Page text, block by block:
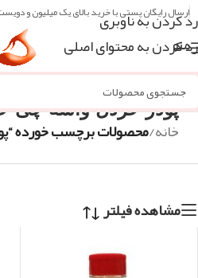
رد کردن به ناوبری
رد کردن به محتوای اصلی
ارسال رایگان پستی با خرید بالای یک میلیون و
منو
پودر خردل واسه چی
خانه/محصولات برچسب خورده
مشاهده فیلتر